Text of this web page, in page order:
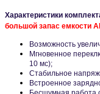
Характеристики
большой запас емкости
Возможность
Мгновенное
10 мс);
Стабильное
Встроенное